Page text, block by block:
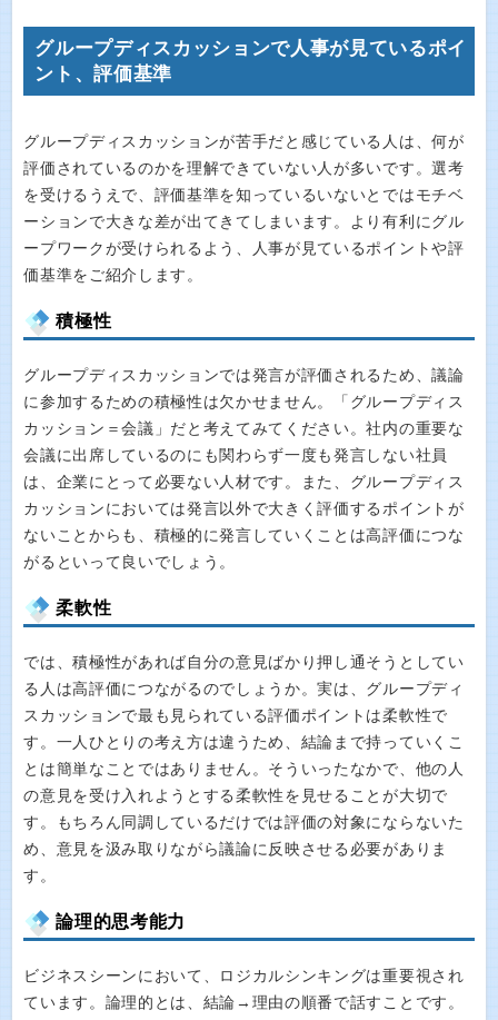
グループディスカッションで人事が見ているポイ
ント、評価基準
グループディスカッションが苦手だと感じている人は、何が
評価されているのかを理解できていない人が多いです。選考
を受けるうえで、評価基準を知っているいないとではモチベ
ーションで大きな差が出てきてしまいます。より有利にグル
ープワークが受けられるよう、人事が見ているポイントや評
価基準をご紹介します。
積極性
グループディスカッションでは発言が評価されるため、議論
に参加するための積極性は欠かせません。「グループディス
カッション＝会議」だと考えてみてください。社内の重要な
会議に出席しているのにも関わらず一度も発言しない社員
は、企業にとって必要ない人材です。また、グループディス
カッションにおいては発言以外で大きく評価するポイントが
ないことからも、積極的に発言していくことは高評価につな
がるといって良いでしょう。
柔軟性
では、積極性があれば自分の意見ばかり押し通そうとしてい
る人は高評価につながるのでしょうか。実は、グループディ
スカッションで最も見られている評価ポイントは柔軟性で
す。一人ひとりの考え方は違うため、結論まで持っていくこ
とは簡単なことではありません。そういったなかで、他の人
の意見を受け入れようとする柔軟性を見せることが大切で
す。もちろん同調しているだけでは評価の対象にならないた
め、意見を汲み取りながら議論に反映させる必要がありま
す。
論理的思考能力
ビジネスシーンにおいて、ロジカルシンキングは重要視され
ています。論理的とは、結論→理由の順番で話すことです。